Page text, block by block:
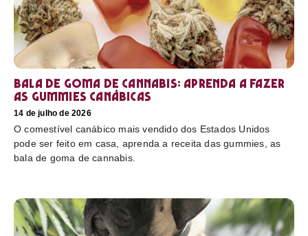
Bala de goma de cannabis: aprenda a fazer
as gummies canábicas
14 de julho de 2026
O comestível canábico mais vendido dos Estados Unidos
pode ser feito em casa, aprenda a receita das gummies, as
bala de goma de cannabis.